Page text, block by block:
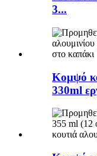
3...
Κομψό
330ml